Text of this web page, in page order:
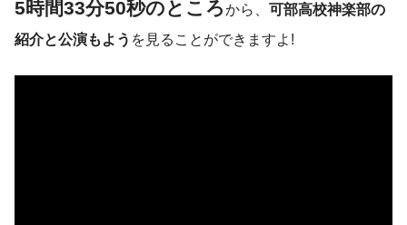
5時間33分50秒のところから、 可部高校神楽部の
紹介と公演もよう を見ることができますよ!